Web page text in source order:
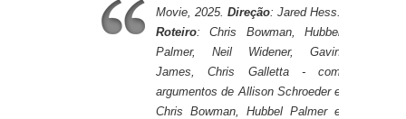
Movie, 2025. Direção: Jared Hess.
Roteiro: Chris Bowman, Hubbel
Palmer, Neil Widener, Gavin
James, Chris Galletta - com
argumentos de Allison Schroeder e
Chris Bowman, Hubbel Palmer e